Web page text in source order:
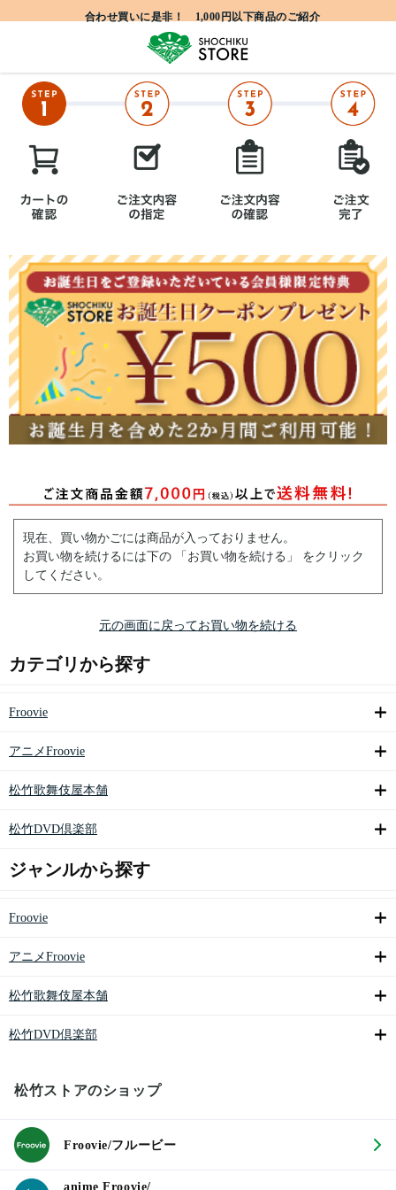
合わせ買いに是非！ 1,000円以下商品のご紹介
現在、買い物かごには商品が入っておりません。
お買い物を続けるには下の 「お買い物を続ける」 をクリック
してください。
元の画面に戻ってお買い物を続ける
カテゴリから探す
Froovie
アニメFroovie
松竹歌舞伎屋本舗
松竹DVD倶楽部
ジャンルから探す
Froovie
アニメFroovie
松竹歌舞伎屋本舗
松竹DVD倶楽部
松竹ストアのショップ
Froovie/フルービー
anime Froovie/